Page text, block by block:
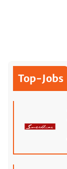
Top-Jobs